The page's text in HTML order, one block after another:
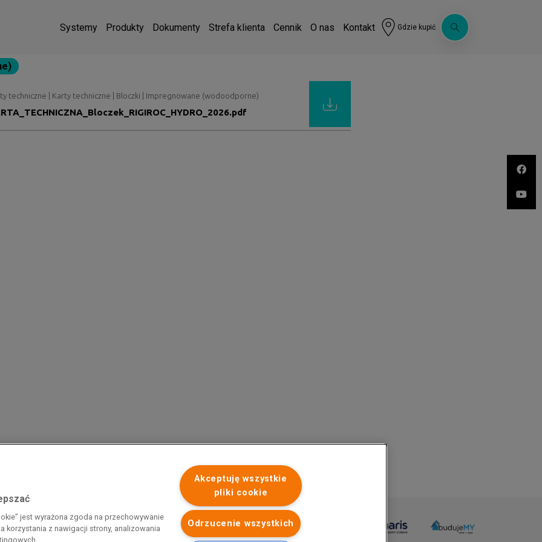
Systemy Produkty Dokumenty Strefa klienta Cennik O nas Kontakt Gdzie kupić
techniczne | Karty techniczne | Bloczki | Impregnowane (wodoodporne)
i energii elektrycznej w 2023 r.”. Przedsiębiorca uzyskał
„Pomoc dla sektorów energochłonnych związana z nagłymi
jest wyrażona zgoda na przechowywanie
korzystania z nawigacji strony, analizowania
Akceptuję wszystkie
pliki cookie
Odrzucenie wszystkich